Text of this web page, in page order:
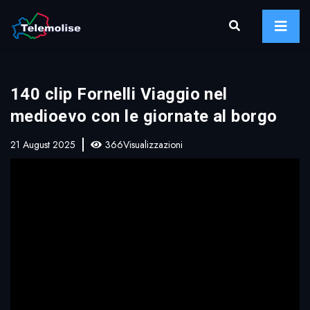
140 clip Fornelli Viaggio nel
medioevo con le giornate al borgo
21 August 2025 366Visualizzazioni